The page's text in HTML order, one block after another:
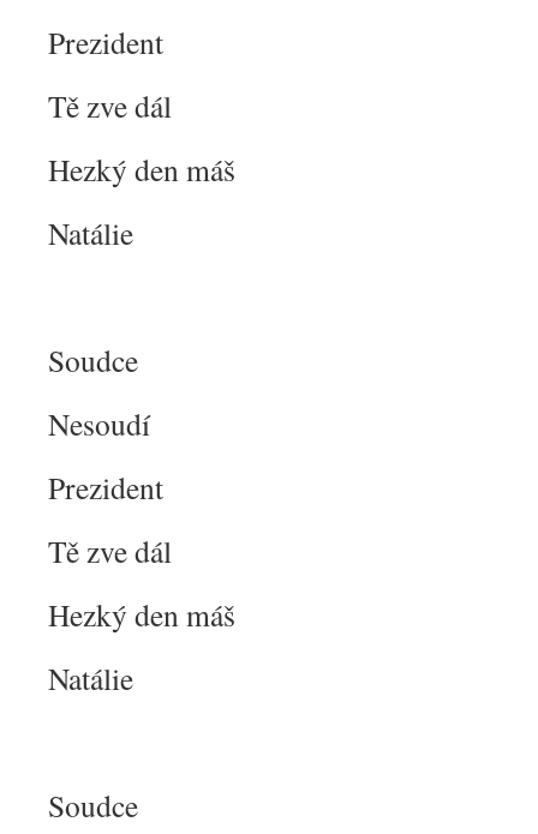
Prezident
Tě zve dál
Hezký den máš
Natálie
Soudce
Nesoudí
Prezident
Tě zve dál
Hezký den máš
Natálie
Soudce